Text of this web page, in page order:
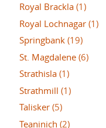
Royal Brackla (1)
Royal Lochnagar (1)
Springbank (19)
St. Magdalene (6)
Strathisla (1)
Strathmill (1)
Talisker (5)
Teaninich (2)